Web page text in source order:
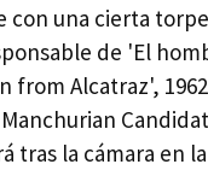
con una cierta
de 'El
from Alcatraz',
tras la cámara en